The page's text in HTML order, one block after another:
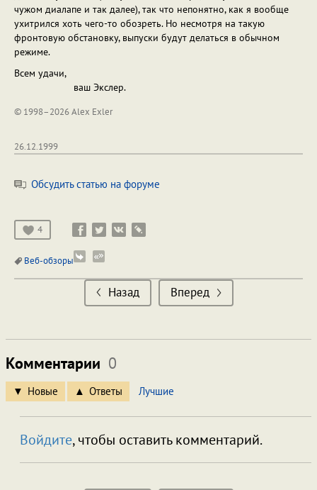
чужом диалапе и так далее), так что непонятно, как я вообще
ухитрился хоть чего-то обозреть. Но несмотря на такую
фронтовую обстановку, выпуски будут делаться в обычном
режиме.
Всем удачи,
ваш Экслер.
© 1998–2026 Alex Exler
26.12.1999
Обсудить статью на форуме
4
Веб-обзоры
Назад Вперед
Комментарии 0
Новые Ответы Лучшие
Войдите, чтобы оставить комментарий.